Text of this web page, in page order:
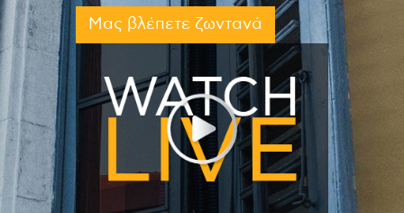
Μας βλέπετε ζωντανά